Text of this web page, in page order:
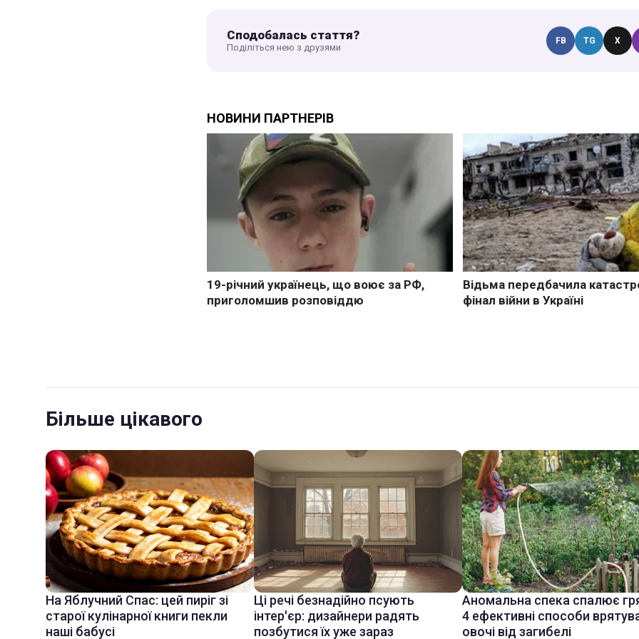
Сподобалась стаття?
Поділіться нею з друзями
FB TG X
Більше цікавого
На Яблучний Спас: цей пиріг зі
старої кулінарної книги пекли
наші бабусі
Ці речі безнадійно псують
інтер'єр: дизайнери радять
позбутися їх уже зараз
Аномальна спека спалює
4 ефективні способи
овочі від загибелі